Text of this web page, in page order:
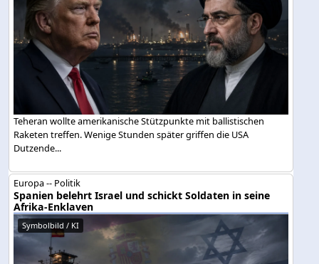
Teheran wollte amerikanische Stützpunkte mit ballistischen
Raketen treffen. Wenige Stunden später griffen die USA
Dutzende...
Europa -- Politik
Spanien belehrt Israel und schickt Soldaten in seine
Afrika-Enklaven
Symbolbild / KI